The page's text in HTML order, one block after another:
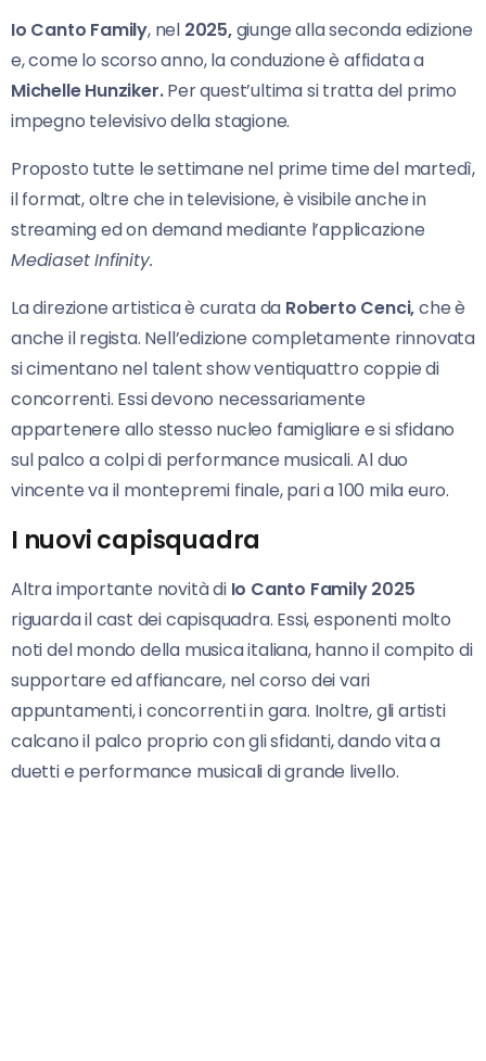
Io Canto Family, nel 2025,giunge alla seconda edizione
e, come lo scorso anno, la conduzione è affidata a
Michelle Hunziker.Per quest’ultima si tratta del primo
impegno televisivo della stagione.
Proposto tutte le settimane nel prime time del martedì,
il format, oltre che in televisione, è visibile anche in
streaming ed on demand mediante l’applicazione
Mediaset Infinity.
La direzione artistica è curata da Roberto Cenci,che è
anche il regista. Nell’edizione completamente rinnovata
si cimentano nel talent show ventiquattro coppie di
concorrenti. Essi devono necessariamente
appartenere allo stesso nucleo famigliare e si sfidano
sul palco a colpi di performance musicali. Al duo
vincente va il montepremi finale, pari a 100 mila euro.
I nuovi capisquadra
Altra importante novità di Io Canto Family 2025
riguarda il cast dei capisquadra. Essi, esponenti molto
noti del mondo della musica italiana, hanno il compito di
supportare ed affiancare, nel corso dei vari
appuntamenti, i concorrenti in gara. Inoltre, gli artisti
calcano il palco proprio con gli sfidanti, dando vita a
duetti e performance musicali di grande livello.